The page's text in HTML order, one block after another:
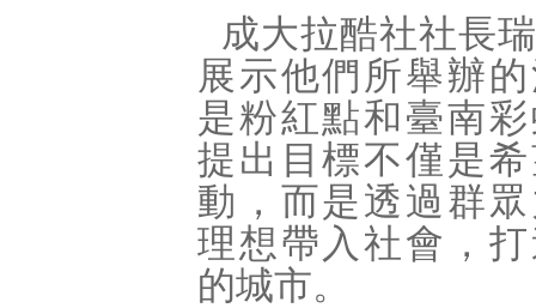
成大拉酷社社長
展示他們所舉辦
是粉紅點和臺南
提出目標不僅是
動，而是透過群
理想帶入社會，
的城市。